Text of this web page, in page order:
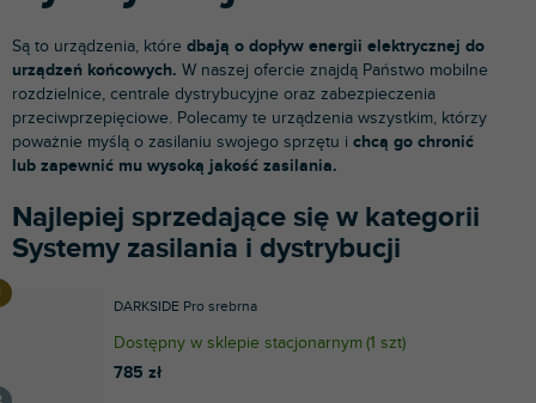
Są to urządzenia, które dbają o dopływ energii elektrycznej do
urządzeń końcowych. W naszej ofercie znajdą Państwo mobilne
rozdzielnice, centrale dystrybucyjne oraz zabezpieczenia
przeciwprzepięciowe. Polecamy te urządzenia wszystkim, którzy
poważnie myślą o zasilaniu swojego sprzętu i chcą go chronić
lub zapewnić mu wysoką jakość zasilania.
Najlepiej sprzedające się w kategorii
Systemy zasilania i dystrybucji
DARKSIDE Pro srebrna
Dostępny w sklepie stacjonarnym(1 szt)
785 zł